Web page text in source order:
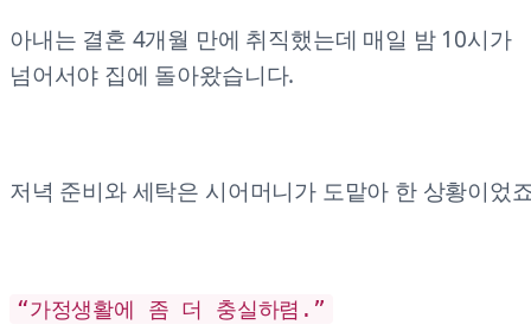
아내는 결혼 4개월 만에 취직했는데 매일 밤 10시가
넘어서야 집에 돌아왔습니다.
저녁 준비와 세탁은 시어머니가 도맡아 한 상황이었
“가정생활에 좀 더 충실하렴.”